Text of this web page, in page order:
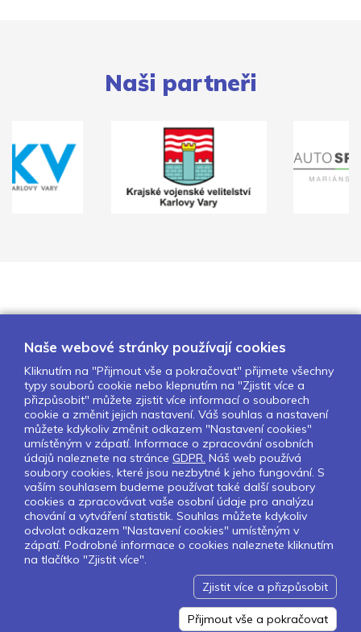
Naši partneři
O nás Naše projekty
Pro školy
Partneři
Kontakty
GDPR
Nastavení cookies
Obchodní a licenční podmínky
Sledujte nás:
Pokud chcete dostávat pravidelný
Newsletter klikněte zde .
Smartware s.r.o. Redakční systém MultiCMS
Naše webové stránky používají cookies
Kliknutím na "Přijmout vše a pokračovat" přijmete všechny
typy souborů cookie nebo klepnutím na "Zjistit více a
přizpůsobit" můžete zjistit více informací o souborech
cookie a změnit jejich nastavení. Váš souhlas a nastavení
můžete kdykoliv změnit odkazem "Nastavení cookies"
umístěným v zápatí. Informace o zpracování osobních
údajů naleznete na stránce GDPR. Náš web používá
soubory cookies, které jsou nezbytné k jeho fungování. S
vaším souhlasem budeme používat také další soubory
cookies a zpracovávat vaše osobní údaje pro analýzu
chování a vytváření statistik. Souhlas můžete kdykoliv
odvolat odkazem "Nastavení cookies" umístěným v
zápatí. Podrobné informace o cookies naleznete kliknutím
na tlačítko "Zjistit více".
Zjistit více a přizpůsobit
Přijmout vše a pokračovat